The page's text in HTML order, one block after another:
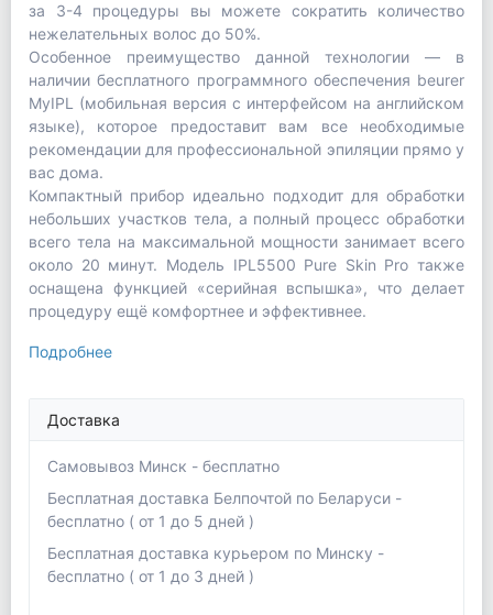
за 3-4 процедуры вы можете сократить количество
нежелательных волос до 50%.
Особенное преимущество данной технологии — в
наличии бесплатного программного обеспечения beurer
MyIPL (мобильная версия с интерфейсом на английском
языке), которое предоставит вам все необходимые
рекомендации для профессиональной эпиляции прямо у
вас дома.
Компактный прибор идеально подходит для обработки
небольших участков тела, а полный процесс обработки
всего тела на максимальной мощности занимает всего
около 20 минут. Модель IPL5500 Pure Skin Pro также
оснащена функцией «серийная вспышка», что делает
процедуру ещё комфортнее и эффективнее.
Подробнее
Доставка
Самовывоз Минск - бесплатно
Бесплатная доставка Белпочтой по Беларуси -
бесплатно ( от 1 до 5 дней )
Бесплатная доставка курьером по Минску -
бесплатно ( от 1 до 3 дней )